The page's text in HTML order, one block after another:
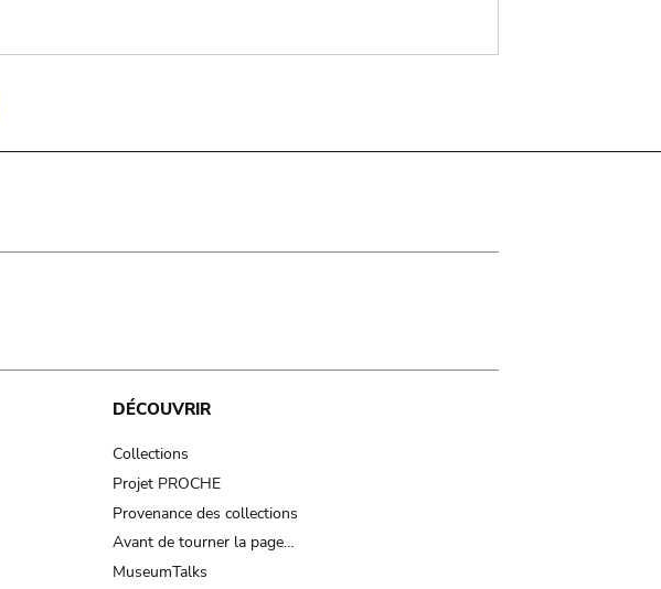
DÉCOUVRIR
Collections
Projet PROCHE
Provenance des collections
Avant de tourner la page…
MuseumTalks